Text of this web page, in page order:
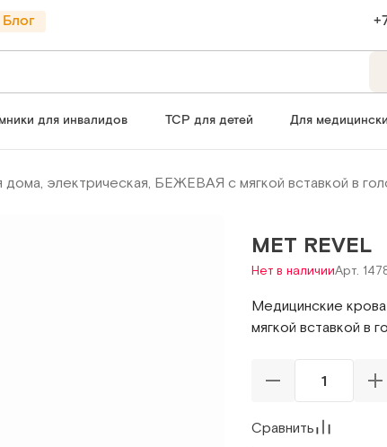
Блог
для инвалидов ТСР для детей Для
электрическая, БЕЖЕВАЯ с мягкой вставкой в
МЕТ REVEL
Нет в наличииАрт.
Медицинские
мягкой вставкой в
Сравнить